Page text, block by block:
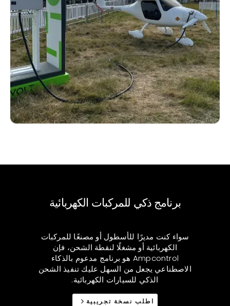
برنامج ذكي للمركبات الكهربائية
سواء كنت مديرًا للأسطول أو مصنعًا للمركبات
الكهربائية أو مشغلًا لنقطة الشحن، فإن
Ampcontrol هو برنامج مدعوم بالذكاء
الاصطناعي يجعل من السهل عليك تنفيذ الشحن
الذكي للسيارات الكهربائية.
اطلب نسخة تجريبية